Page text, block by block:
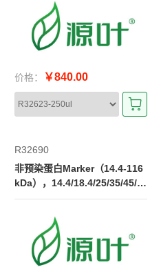
价格： ￥840.00
R32690
非预染蛋白Marker（14.4-116
kDa），14.4/18.4/25/35/45/6
6.2/116kDa